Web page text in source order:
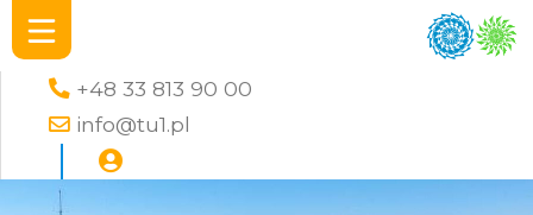
+48 33 813 90 00
info@tu1.pl